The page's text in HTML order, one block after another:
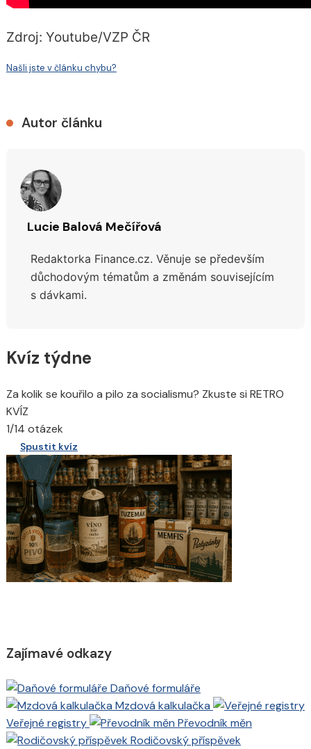
Zdroj: Youtube/VZP ČR
Našli jste v článku chybu?
Autor článku
Lucie Balová Mečířová
Redaktorka Finance.cz. Věnuje se především
důchodovým tématům a změnám souvisejícím
s dávkami.
Kvíz týdne
Za kolik se kouřilo a pilo za socialismu? Zkuste si RETRO
KVÍZ
1/14 otázek
Spustit kvíz
Zajímavé odkazy
Daňové formuláře
Mzdová kalkulačka
Veřejné registry
Převodník měn
Rodičovský příspěvek